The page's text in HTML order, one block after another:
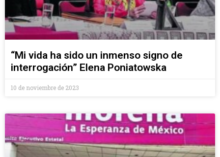
“Mi vida ha sido un inmenso signo de
interrogación” Elena Poniatowska
10 de noviembre de 2023